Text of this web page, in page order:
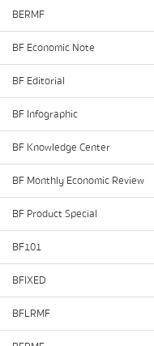
BERMF
BF Economic Note
BF Editorial
BF Infographic
BF Knowledge Center
BF Monthly Economic Review
BF Product Special
BF101
BFIXED
BFLRMF